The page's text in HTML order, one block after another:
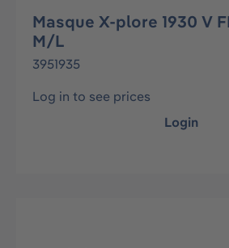
Masque X-plore 1930 V
M/L
3951935
Log in to see prices
Login